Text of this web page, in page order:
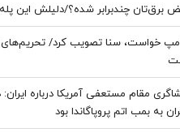
برق‌تان چندبرابر شده؟/دلیلش این
خواست، سنا تصویب کرد/ تحریم‌های
مقام مستعفی آمریکا درباره
به بمب اتم پروپاگاندا بود